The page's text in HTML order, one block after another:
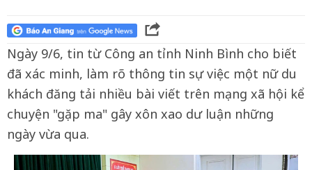
Ngày 9/6, tin từ Công an tỉnh Ninh Bình cho biết
đã xác minh, làm rõ thông tin sự việc một nữ du
khách đăng tải nhiều bài viết trên mạng xã hội kể
chuyện "gặp ma" gây xôn xao dư luận những
ngày vừa qua.